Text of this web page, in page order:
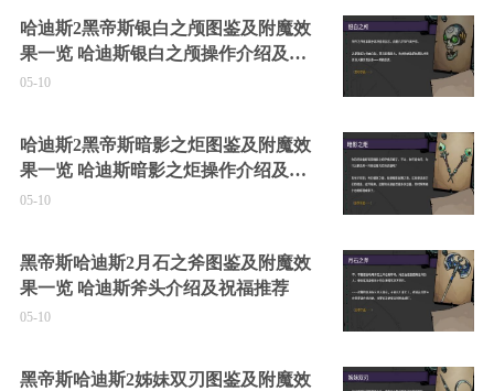
哈迪斯2黑帝斯银白之颅图鉴及附魔效
果一览 哈迪斯银白之颅操作介绍及祝
福推荐
05-10
哈迪斯2黑帝斯暗影之炬图鉴及附魔效
果一览 哈迪斯暗影之炬操作介绍及祝
福推荐
05-10
黑帝斯哈迪斯2月石之斧图鉴及附魔效
果一览 哈迪斯斧头介绍及祝福推荐
05-10
黑帝斯哈迪斯2姊妹双刃图鉴及附魔效